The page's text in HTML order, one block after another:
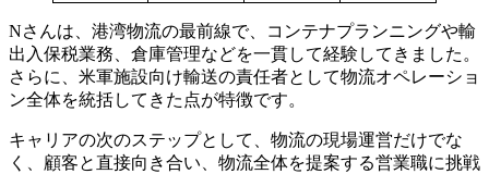
Nさんは、港湾物流の最前線で、コンテナプランニングや輸
出入保税業務、倉庫管理などを一貫して経験してきました。
さらに、米軍施設向け輸送の責任者として物流オペレーショ
ン全体を統括してきた点が特徴です。
キャリアの次のステップとして、物流の現場運営だけでな
く、顧客と直接向き合い、物流全体を提案する営業職に挑戦